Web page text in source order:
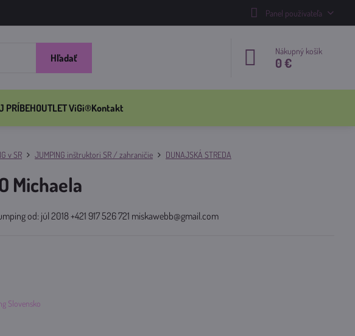
Panel používateľa
Hľadať
Nákupný košík
0 €
PRÍBEHOUTLET ViGi®Kontakt
v SR JUMPING inštruktori SR / zahraničie DUNAJSKÁ STREDA
Michaela
od: júl 2018 +421 917 526 721 miskawebb@gmail.com
Slovensko